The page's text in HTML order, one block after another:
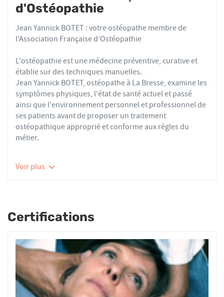
d'Ostéopathie
Jean Yannick BOTET : votre ostéopathe membre de
l'Association Française d’Ostéopathie
L'ostéopathie est une médecine préventive, curative et
établie sur des techniques manuelles.
Jean Yannick BOTET, ostéopathe à La Bresse, examine les
symptômes physiques, l'état de santé actuel et passé
ainsi que l'environnement personnel et professionnel de
ses patients avant de proposer un traitement
ostéopathique approprié et conforme aux règles du
métier.
thérapeutiques conformes aux recommandations de
fonctionnels d’ordre ostéoarticulaire, viscéral ou
irréversibles.
Nourrissons, enfants, adultes ou seniors, actifs ou
sédentaires, avec des douleurs aiguës ou chroniques,
tous les patients reçoivent un traitement ostéopathique
par mobilisations ou manipulations des sphères
Voir plus
Certifications